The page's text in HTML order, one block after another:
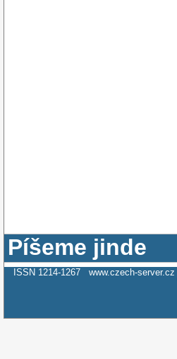
Píšeme jinde
ISSN 1214-1267 www.czech-server.cz